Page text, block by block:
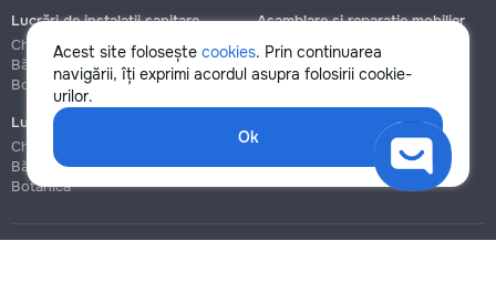
Acest site folosește cookies. Prin continuarea
navigării, îți exprimi acordul asupra folosirii cookie-
urilor.
Ok
Lucrări de instalații sanitare
Chișinău
Bălți
Botanica
Asamblare și reparație mobilier
Chișinău
Botanica
Lucrări de construcție și instalare
Chișinău
Bălți
Botanica